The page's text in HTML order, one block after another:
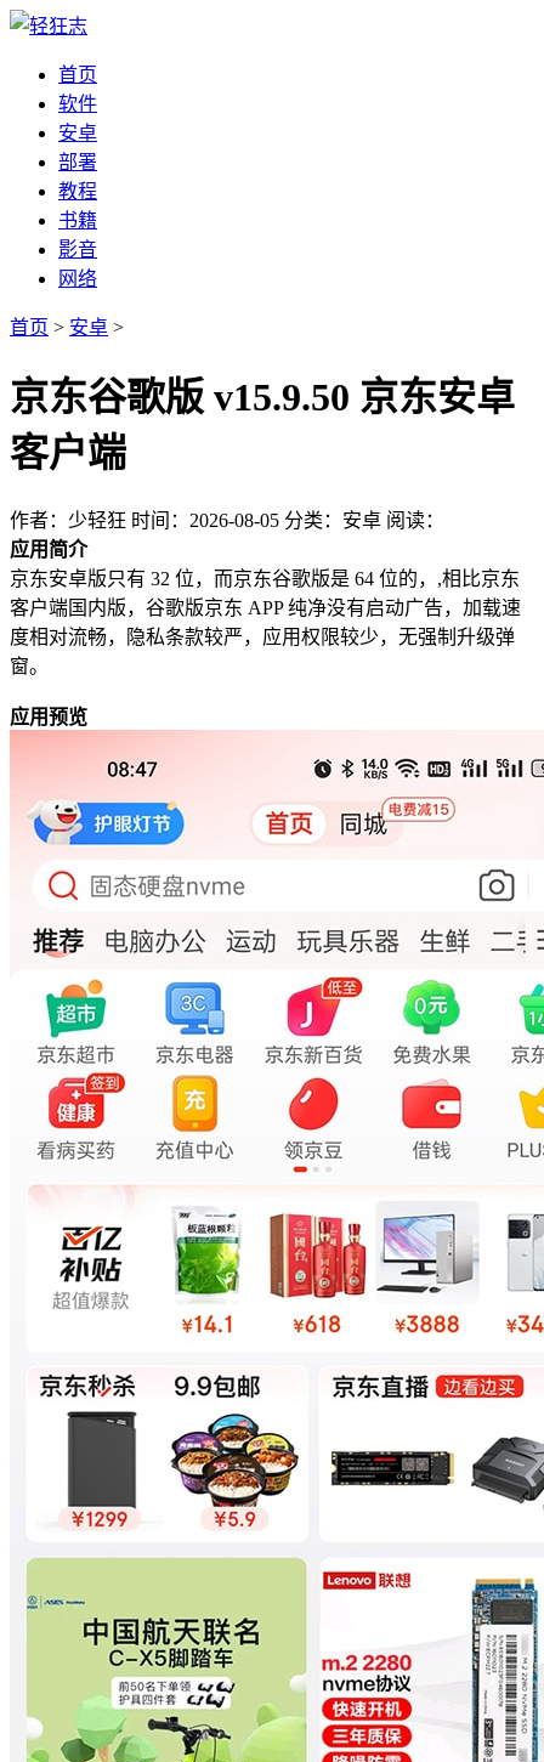
首页
软件
安卓
部署
教程
书籍
影音
网络
首页 > 安卓 >
京东谷歌版 v15.9.50 京东安卓
客户端
作者：少轻狂 时间：2026-08-05 分类：安卓 阅读：
应用简介
京东安卓版只有 32 位，而京东谷歌版是 64 位的，,相比京东
客户端国内版，谷歌版京东 APP 纯净没有启动广告，加载速
度相对流畅，隐私条款较严，应用权限较少，无强制升级弹
窗。
应用预览